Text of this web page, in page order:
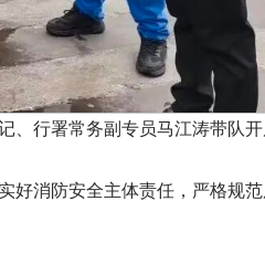
行署常务副专员马江涛带队
好消防安全主体责任，严格规